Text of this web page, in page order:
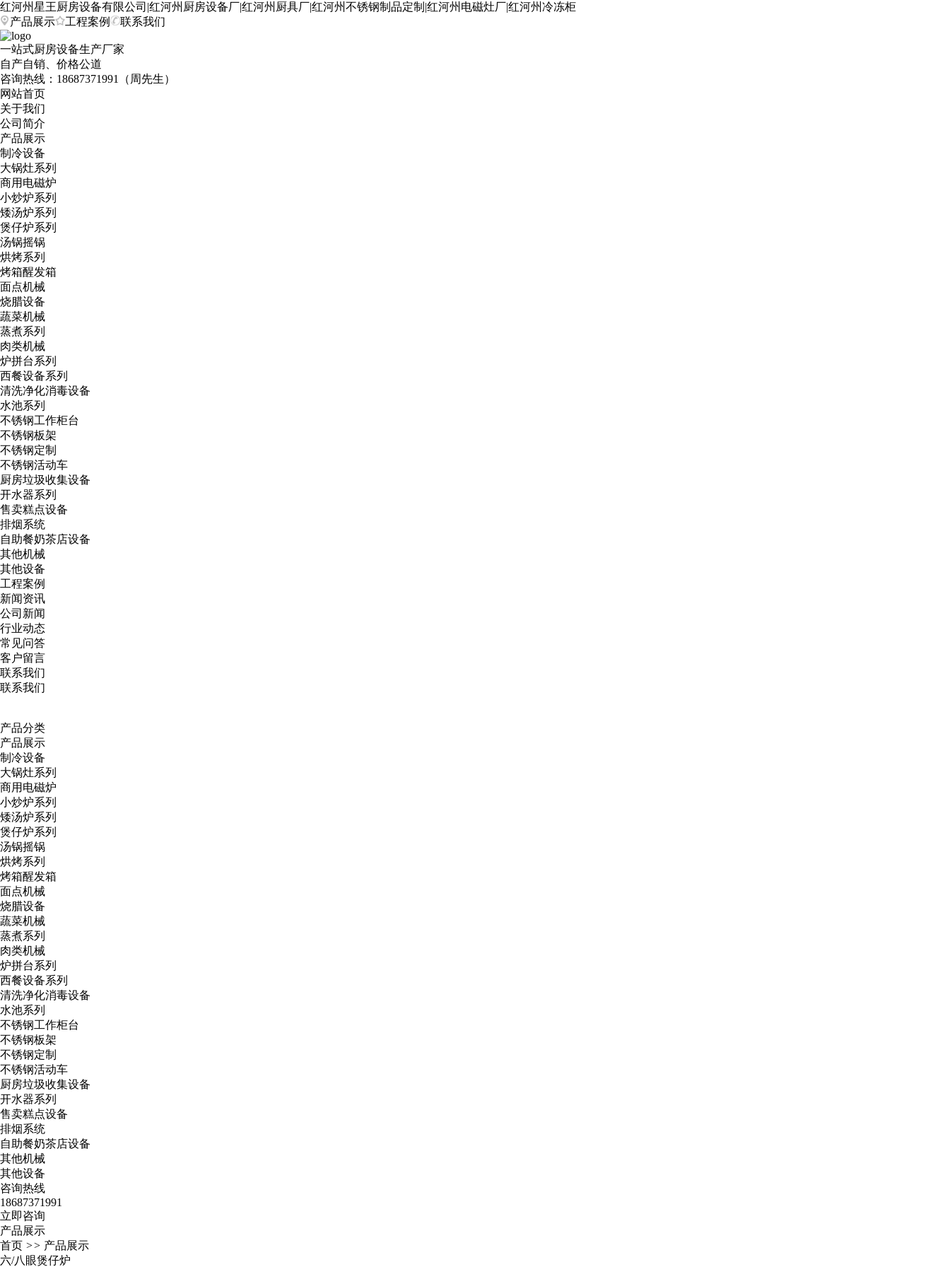
红河州星王厨房设备有限公司|红河州厨房设备厂|红河州厨具厂|红河州不锈钢制品定制|红河州电磁灶厂|红河州冷冻柜
产品展示
工程案例 联系我们
一站式厨房设备生产厂家
自产自销、价格公道
咨询热线： 18687371991（周先生）
网站首页
关于我们
公司简介
产品展示
制冷设备
大锅灶系列
商用电磁炉
小炒炉系列
矮汤炉系列
煲仔炉系列
汤锅摇锅
烘烤系列
烤箱醒发箱
面点机械
烧腊设备
蔬菜机械
蒸煮系列
肉类机械
炉拼台系列
西餐设备系列
清洗净化消毒设备
水池系列
不锈钢工作柜台
不锈钢板架
不锈钢定制
不锈钢活动车
厨房垃圾收集设备
开水器系列
售卖糕点设备
排烟系统
自助餐奶茶店设备
其他机械
其他设备
工程案例
新闻资讯
公司新闻
行业动态
常见问答
客户留言
联系我们
联系我们
产品分类
产品展示
制冷设备
大锅灶系列
商用电磁炉
小炒炉系列
矮汤炉系列
煲仔炉系列
汤锅摇锅
烘烤系列
烤箱醒发箱
面点机械
烧腊设备
蔬菜机械
蒸煮系列
肉类机械
炉拼台系列
西餐设备系列
清洗净化消毒设备
水池系列
不锈钢工作柜台
不锈钢板架
不锈钢定制
不锈钢活动车
厨房垃圾收集设备
开水器系列
售卖糕点设备
排烟系统
自助餐奶茶店设备
其他机械
其他设备
咨询热线
18687371991
立即咨询
产品展示
首页 >> 产品展示
六/八眼煲仔炉